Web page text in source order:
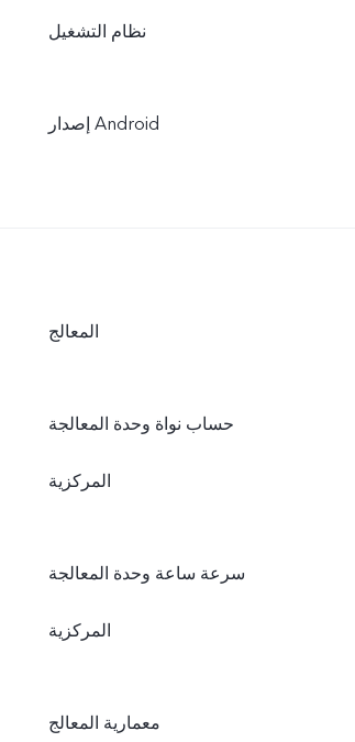
نظام التشغيل
إصدار Android
المعالج
حساب نواة وحدة المعالجة
المركزية
سرعة ساعة وحدة المعالجة
المركزية
معمارية المعالج